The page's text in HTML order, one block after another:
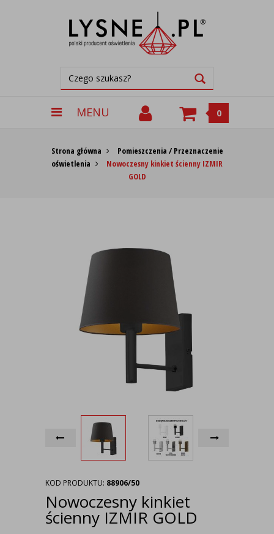
MENU 0
Strona główna
Pomieszczenia / Przeznaczenie
oświetlenia
Nowoczesny kinkiet ścienny IZMIR
GOLD
KOD PRODUKTU: 88906/50
Nowoczesny kinkiet
ścienny IZMIR GOLD